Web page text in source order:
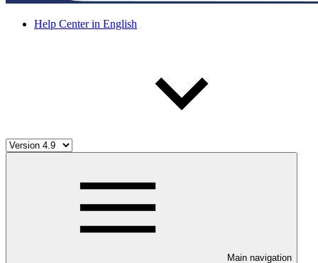
Help Center in English
Main navigation